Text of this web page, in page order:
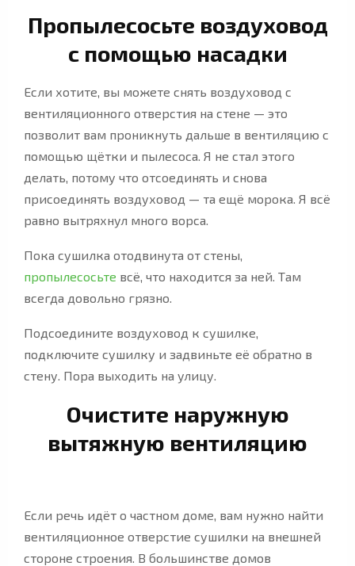
Пропылесосьте воздуховод
с помощью насадки
Если хотите, вы можете снять воздуховод с
вентиляционного отверстия на стене — это
позволит вам проникнуть дальше в вентиляцию с
помощью щётки и пылесоса. Я не стал этого
делать, потому что отсоединять и снова
присоединять воздуховод — та ещё морока. Я всё
равно вытряхнул много ворса.
Пока сушилка отодвинута от стены,
пропылесосьте всё, что находится за ней. Там
всегда довольно грязно.
Подсоедините воздуховод к сушилке,
подключите сушилку и задвиньте её обратно в
стену. Пора выходить на улицу.
Очистите наружную
вытяжную вентиляцию
Если речь идёт о частном доме, вам нужно найти
вентиляционное отверстие сушилки на внешней
стороне строения. В большинстве домов